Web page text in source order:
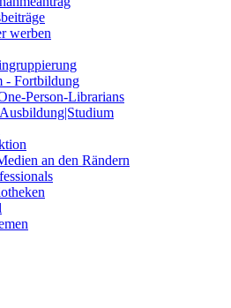
werben
- Fortbildung
Person-Librarians
an den Rändern